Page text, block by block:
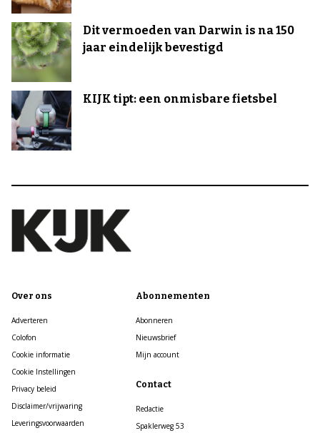
Dit vermoeden van Darwin is na 150
jaar eindelijk bevestigd
KIJK tipt: een onmisbare fietsbel
Over ons
Adverteren
Colofon
Cookie informatie
Cookie Instellingen
Privacy beleid
Disclaimer/vrijwaring
Leveringsvoorwaarden
Abonnementen
Abonneren
Nieuwsbrief
Mijn account
Contact
Redactie
Spaklerweg 53